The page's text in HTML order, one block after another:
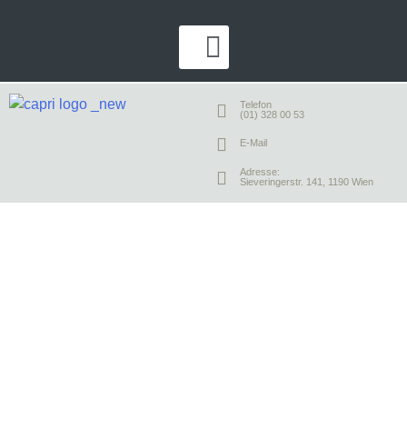
Telefon
(01) 328 00 53
E-Mail
Adresse:
Sieveringerstr. 141, 1190 Wien